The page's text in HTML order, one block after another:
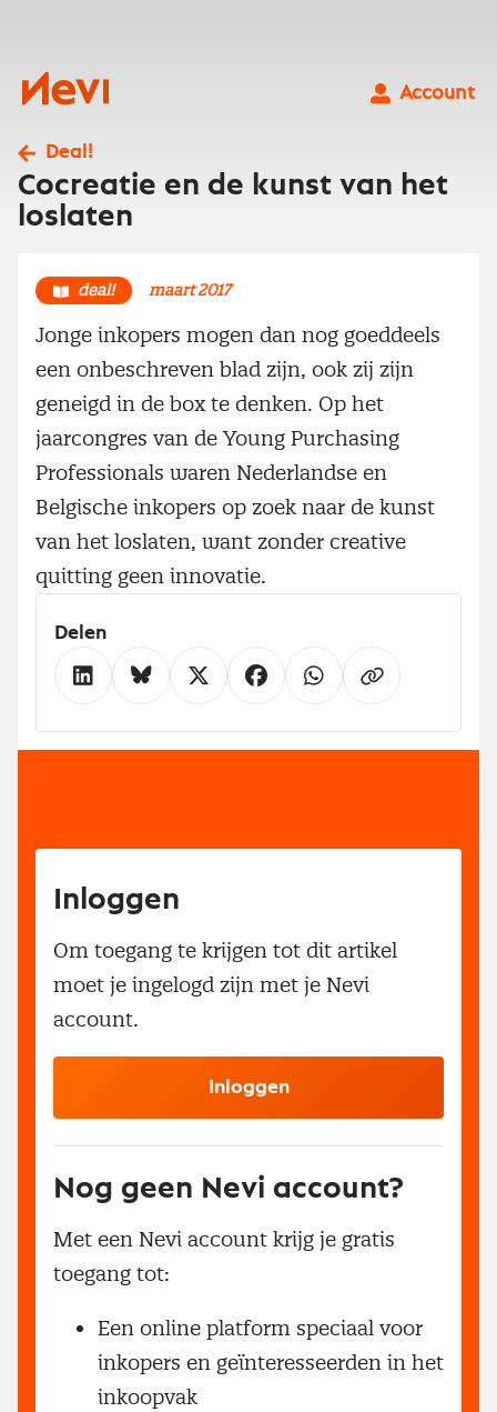
Nevi
Account
Deal!
Cocreatie en de kunst van het
loslaten
deal! maart 2017
Jonge inkopers mogen dan nog goeddeels
een onbeschreven blad zijn, ook zij zijn
geneigd in de box te denken. Op het
jaarcongres van de Young Purchasing
Professionals waren Nederlandse en
Belgische inkopers op zoek naar de kunst
van het loslaten, want zonder creative
quitting geen innovatie.
Delen
Inloggen
Om toegang te krijgen tot dit artikel
moet je ingelogd zijn met je Nevi
account.
Inloggen
Nog geen Nevi account?
Met een Nevi account krijg je gratis
toegang tot:
Een online platform speciaal voor
inkopers en geïnteresseerden in het
inkoopvak